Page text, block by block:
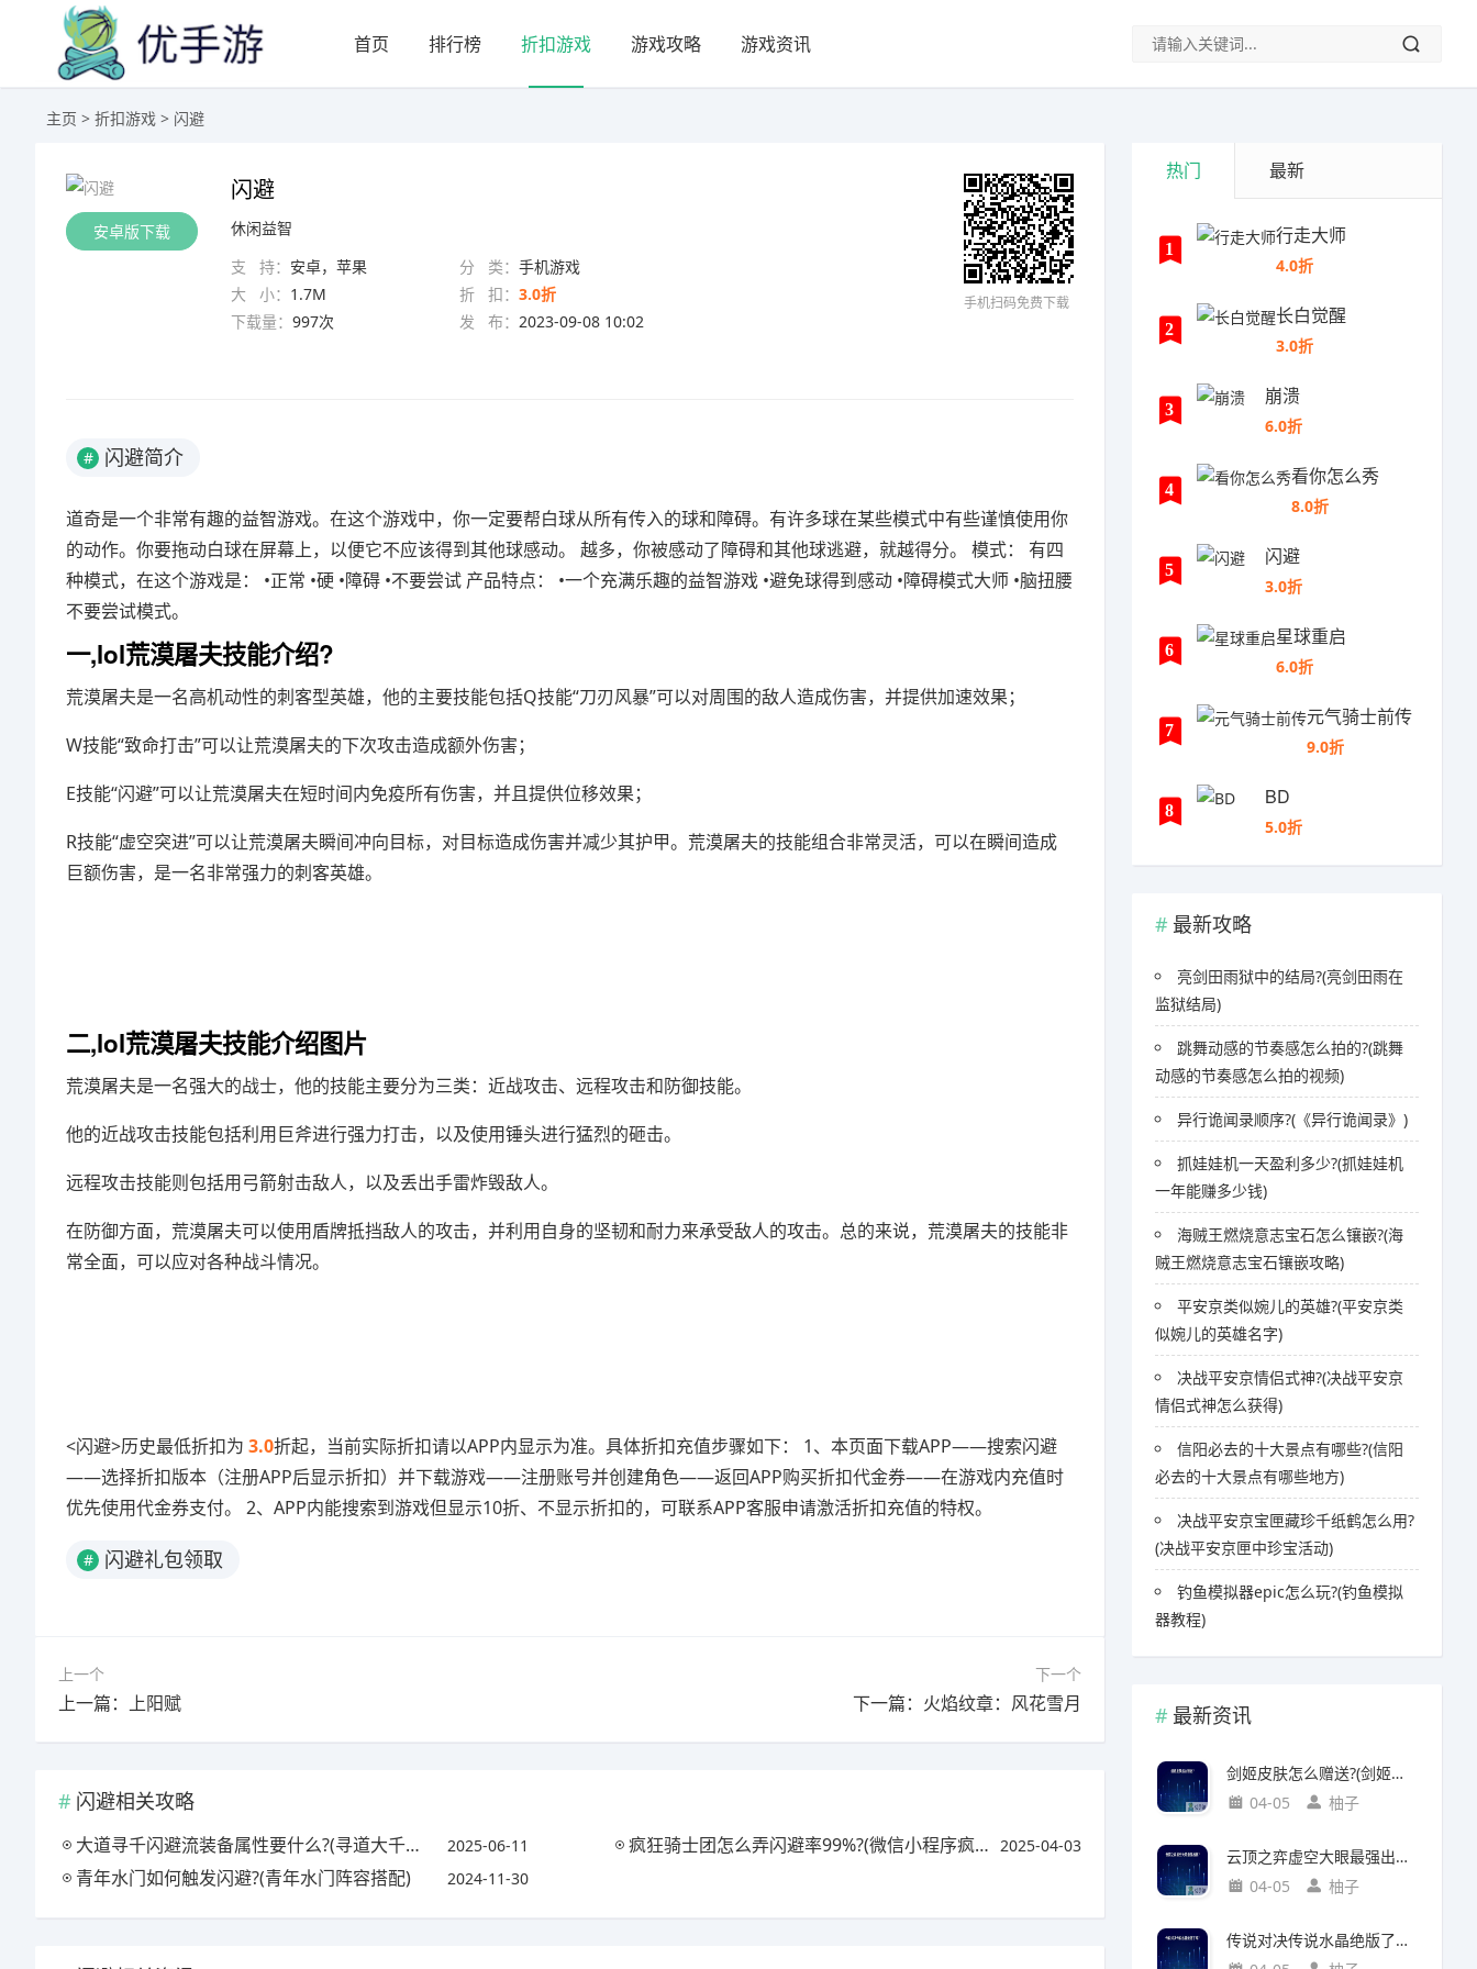
首页 排行榜 折扣游戏 游戏攻略 游戏资讯
主页 > 折扣游戏 > 闪避
安卓版下载
闪避
休闲益智
支 持： 安卓，苹果 分 类： 手机游戏
大 小： 1.7M 折 扣： 3.0折
下载量： 997次 发 布： 2023-09-08 10:02
手机扫码免费下载
# 闪避简介
道奇是一个非常有趣的益智游戏。在这个游戏中，你一定要帮白球从所有传入的球和障碍。有许多球在某些模式中有些谨慎使用你
的动作。你要拖动白球在屏幕上，以便它不应该得到其他球感动。 越多，你被感动了障碍和其他球逃避，就越得分。 模式： 有四
种模式，在这个游戏是： •正常 •硬 •障碍 •不要尝试 产品特点： •一个充满乐趣的益智游戏 •避免球得到感动 •障碍模式大师 •脑扭腰
不要尝试模式。
一,lol荒漠屠夫技能介绍?
荒漠屠夫是一名高机动性的刺客型英雄，他的主要技能包括Q技能“刀刃风暴”可以对周围的敌人造成伤害，并提供加速效果；
W技能“致命打击”可以让荒漠屠夫的下次攻击造成额外伤害；
E技能“闪避”可以让荒漠屠夫在短时间内免疫所有伤害，并且提供位移效果；
R技能“虚空突进”可以让荒漠屠夫瞬间冲向目标，对目标造成伤害并减少其护甲。荒漠屠夫的技能组合非常灵活，可以在瞬间造成
巨额伤害，是一名非常强力的刺客英雄。
二,lol荒漠屠夫技能介绍图片
荒漠屠夫是一名强大的战士，他的技能主要分为三类：近战攻击、远程攻击和防御技能。
他的近战攻击技能包括利用巨斧进行强力打击，以及使用锤头进行猛烈的砸击。
远程攻击技能则包括用弓箭射击敌人，以及丢出手雷炸毁敌人。
在防御方面，荒漠屠夫可以使用盾牌抵挡敌人的攻击，并利用自身的坚韧和耐力来承受敌人的攻击。总的来说，荒漠屠夫的技能非
常全面，可以应对各种战斗情况。
<闪避>历史最低折扣为 3.0折起，当前实际折扣请以APP内显示为准。具体折扣充值步骤如下： 1、本页面下载APP——搜索闪避
——选择折扣版本（注册APP后显示折扣）并下载游戏——注册账号并创建角色——返回APP购买折扣代金券——在游戏内充值时
优先使用代金券支付。 2、APP内能搜索到游戏但显示10折、不显示折扣的，可联系APP客服申请激活折扣充值的特权。
# 闪避礼包领取
上一个
上一篇：上阳赋
下一个
下一篇：火焰纹章：风花雪月
闪避相关攻略
大道寻千闪避流装备属性要什么?(寻道大千世界123) 2025-06-11 疯狂骑士团怎么弄闪避率99%?(微信小程序疯狂骑士团攻略) 2025-04-03
青年水门如何触发闪避?(青年水门阵容搭配) 2024-11-30
热门 最新
1
行走大师
4.0折
2
长白觉醒
3.0折
3
崩溃
6.0折
4
看你怎么秀
8.0折
5
闪避
3.0折
6
星球重启
6.0折
7
元气骑士前传
9.0折
8
BD
5.0折
最新攻略
亮剑田雨狱中的结局?(亮剑田雨在
监狱结局)
跳舞动感的节奏感怎么拍的?(跳舞
动感的节奏感怎么拍的视频)
异行诡闻录顺序?(《异行诡闻录》)
抓娃娃机一天盈利多少?(抓娃娃机
一年能赚多少钱)
海贼王燃烧意志宝石怎么镶嵌?(海
贼王燃烧意志宝石镶嵌攻略)
平安京类似婉儿的英雄?(平安京类
似婉儿的英雄名字)
决战平安京情侣式神?(决战平安京
情侣式神怎么获得)
信阳必去的十大景点有哪些?(信阳
必去的十大景点有哪些地方)
决战平安京宝匣藏珍千纸鹤怎么用?
(决战平安京匣中珍宝活动)
钓鱼模拟器epic怎么玩?(钓鱼模拟
器教程)
最新资讯
剑姬皮肤怎么赠送?(剑姬皮肤怎么赠送给别人)
04-05
柚子
云顶之弈虚空大眼最强出装?(云顶之弈虚空之眼出装)
04-05
柚子
传说对决传说水晶绝版了吗?(传说对决 传说水晶)